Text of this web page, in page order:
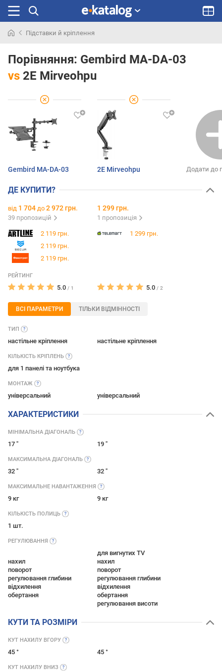
раніше
Підставки й кріплення
Порівняння: Gembird MA-DA-03
vs 2E Mirveohpu
Gembird MA-DA-03 2E Mirveohpu Додати до
ДЕ КУПИТИ?
від 1 704 до 2 972 грн.
39 пропозицій
1 299 грн.
1 пропозиція
2 119 грн.
2 119 грн.
2 119 грн.
1 299 грн.
РЕЙТИНГ
5.0 / 1 5.0 / 2
ВСІ ПАРАМЕТРИ ТІЛЬКИ ВІДМІННОСТІ
ТИП
настільне кріплення настільне кріплення
КІЛЬКІСТЬ КРІПЛЕНЬ
для 1 панелі та ноутбука
МОНТАЖ
універсальний універсальний
ХАРАКТЕРИСТИКИ
МІНІМАЛЬНА ДІАГОНАЛЬ
17 " 19 "
МАКСИМАЛЬНА ДІАГОНАЛЬ
32 " 32 "
МАКСИМАЛЬНЕ НАВАНТАЖЕННЯ
9 кг 9 кг
КІЛЬКІСТЬ ПОЛИЦЬ
1 шт.
РЕГУЛЮВАННЯ
нахил
поворот
регулювання глибини
відхилення
обертання
для вигнутих TV
нахил
поворот
регулювання глибини
відхилення
обертання
регулювання висоти
КУТИ ТА РОЗМІРИ
КУТ НАХИЛУ ВГОРУ
45 ° 45 °
КУТ НАХИЛУ ВНИЗ